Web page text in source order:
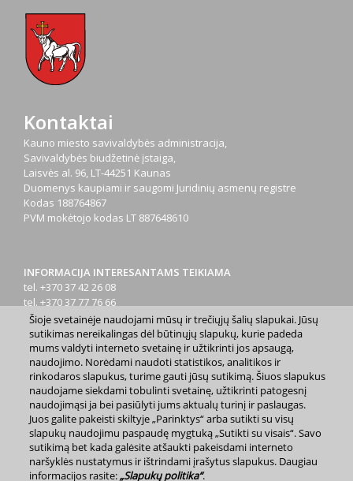
Kontaktai
Kauno miesto savivaldybės administracija,
Savivaldybės biudžetinė įstaiga,
Laisvės al. 96, LT-44251 Kaunas
Duomenys kaupiami ir saugomi Juridinių asmenų registre
Kodas 188764867
PVM mokėtojo kodas LT 887648610
INFORMACIJA INTERESANTAMS TEIKIAMA
tel. +370 37 42 26 08
tel. +370 37 77 76 66
tel. +370 660 07000
el. p.info@kaunas.lt
2023 m. Kauno miesto savivaldybė. Kopijuoti ir platinti
www.kaunas.lt skelbiamą informaciją be autorių sutikimo draudžiama.
Svetainės žemėlapis »
Šioje svetainėje naudojami mūsų ir trečiųjų šalių slapukai. Jūsų
sutikimas nereikalingas dėl būtinųjų slapukų, kurie padeda
mums valdyti interneto svetainę ir užtikrinti jos apsaugą,
naudojimo. Norėdami naudoti statistikos, analitikos ir
rinkodaros slapukus, turime gauti jūsų sutikimą. Šiuos slapukus
naudojame siekdami tobulinti svetainę, užtikrinti patogesnį
naudojimąsi ja bei pasiūlyti jums aktualų turinį ir paslaugas.
Juos galite pakeisti skiltyje „Parinktys“ arba sutikti su visų
slapukų naudojimu paspaudę mygtuką „Sutikti su visais“. Savo
sutikimą bet kada galėsite atšaukti pakeisdami interneto
naršyklės nustatymus ir ištrindami įrašytus slapukus. Daugiau
informacijos rasite:„Slapukų politika“.